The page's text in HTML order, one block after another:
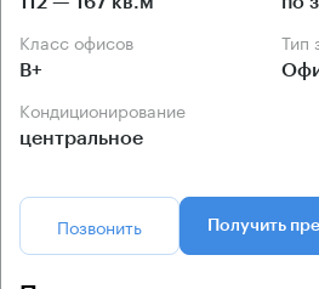
Класс офисов
B+
Кондиционирование
центральное
Позвонить Получить